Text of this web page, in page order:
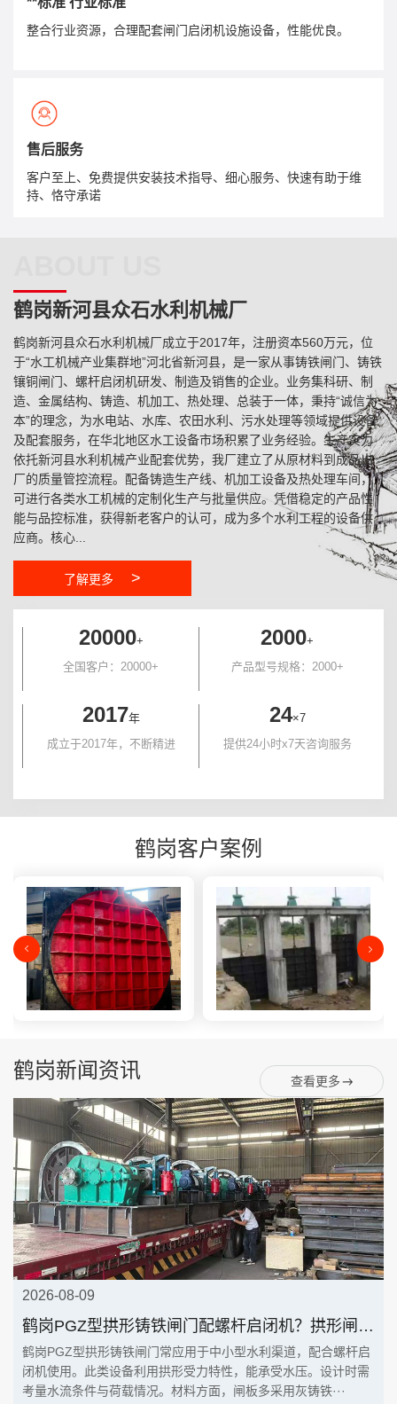
整合行业资源，合理配套闸门启闭机设施设备，性能优良。
售后服务
客户至上、免费提供安装技术指导、细心服务、快速有助于维
持、恪守承诺
鹤岗新河县众石水利机械厂
鹤岗新河县众石水利机械厂成立于2017年，注册资本560万元，位
于“水工机械产业集群地”河北省新河县，是一家从事铸铁闸门、铸铁
镶铜闸门、螺杆启闭机研发、制造及销售的企业。业务集科研、制
造、金属结构、铸造、机加工、热处理、总装于一体，秉持“诚信为
本”的理念，为水电站、水库、农田水利、污水处理等领域提供设备
及配套服务，在华北地区水工设备市场积累了业务经验。生产实力
依托新河县水利机械产业配套优势，我厂建立了从原材料到成品出
厂的质量管控流程。配备铸造生产线、机加工设备及热处理车间，
可进行各类水工机械的定制化生产与批量供应。凭借稳定的产品性
能与品控标准，获得新老客户的认可，成为多个水利工程的设备供
应商。核心...
了解更多 >
20000+
全国客户：20000+
2000+
产品型号规格：2000+
2017年
成立于2017年，不断精进
24×7
提供24小时x7天咨询服务
鹤岗客户案例
鹤岗新闻资讯 查看更多
2026-08-09
鹤岗PGZ型拱形铸铁闸门配螺杆启闭机？拱形闸门适用
鹤岗PGZ型拱形铸铁闸门常应用于中小型水利渠道，配合螺杆启
闭机使用。此类设备利用拱形受力特性，能承受水压。设计时需
考量水流条件与荷载情况。材料方面，闸板多采用灰铸铁···